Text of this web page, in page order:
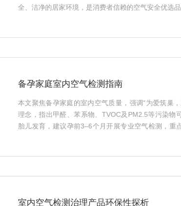
全、洁净的居家环境，是消费者信赖的空气安全优选品
备孕家庭室内空气检测指南
本文聚焦备孕家庭的室内空气质量，强调“为爱筑巢
理念，指出甲醛、苯系物、TVOC及PM2.5等污染物
胎儿发育，建议孕前3–6个月开展专业空气检测，重
室内空气检测治理产品环保性探析